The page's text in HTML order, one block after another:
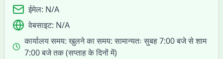
ईमेल: N/A
वेबसाइट: N/A
कार्यालय समय:खुलने का समय: सामान्यतः सुबह 7:00 बजे से शाम
7:00 बजे तक (सप्ताह के दिनों में)